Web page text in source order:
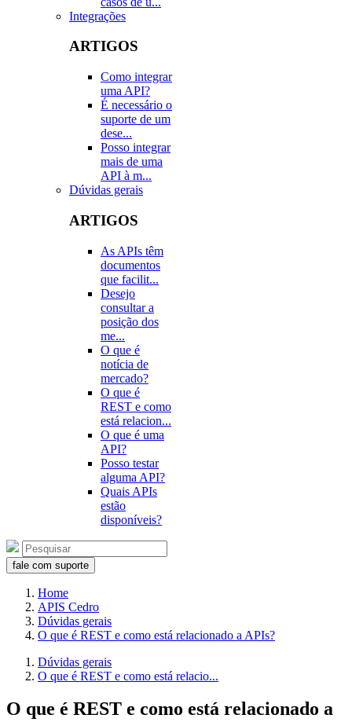
Integrações
ARTIGOS
Como integrar
uma API?
É necessário o
suporte de um
dese...
Posso integrar
mais de uma
API à m...
Dúvidas gerais
ARTIGOS
As APIs têm
documentos
que facilit...
Desejo
consultar a
posição dos
me...
O que é
notícia de
mercado?
O que é
REST e como
está relacion...
O que é uma
API?
Posso testar
alguma API?
Quais APIs
estão
disponíveis?
fale com suporte
Home
APIS Cedro
Dúvidas gerais
O que é REST e como está relacionado a APIs?
Dúvidas gerais
O que é REST e como está relacio...
O que é REST e como está relacionado a